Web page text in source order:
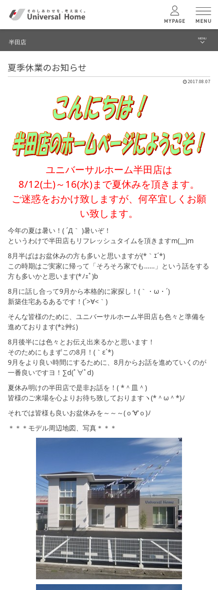
ユニバーサル ホームの特長
コンセプトプラン
テクノロジー
モデルハウス 検索・見学予約
ション
キャンペーン・
家づくりの知識
企業情報
半田店 MENU
ブログ
モデルハウス見学予約
半田店 TOPへ
夏季休業のお知らせ
2017.08.07
ユニバーサルホーム半田店は
8/12(土)～16(水)まで夏休みを頂きます。
ご迷惑をおかけ致しますが、何卒宜しくお願
い致します。
今年の夏は暑い！( ´Д｀ )暑いぞ！
というわけで半田店もリフレッシュタイムを頂きますm(__)m
8月半ばはお盆休みの方も多いと思いますが(*｀ｴ´*)
この時期はご実家に帰って「そろそろ家でも……」という話をする
方も多いかと思います(*ﾉｪﾟ)b
8月に話し合って9月から本格的に家探し！(｀・ω・´)
新築住宅あるあるです！(´>∀<｀)ゝ
そんな皆様のために、ユニバーサルホーム半田店も色々と準備を
進めております(*≧艸≦)
8月後半には色々とお伝え出来るかと思います！
そのためにもまずこの8月！(｀ε´*)
9月をより良い時間にするために、8月からお話を進めていくのが
一番良いですヨ！∑d(ﾟ∀ﾟd)
夏休み明けの半田店で是非お話を！( *＾皿＾)
皆様のご来場を心よりお待ち致しておりますヽ(*＾ω＾*)ﾉ
それでは皆様も良いお盆休みを～～～(ｏ’∀’ｏ)ﾉ
＊＊＊モデル周辺地図、写真＊＊＊